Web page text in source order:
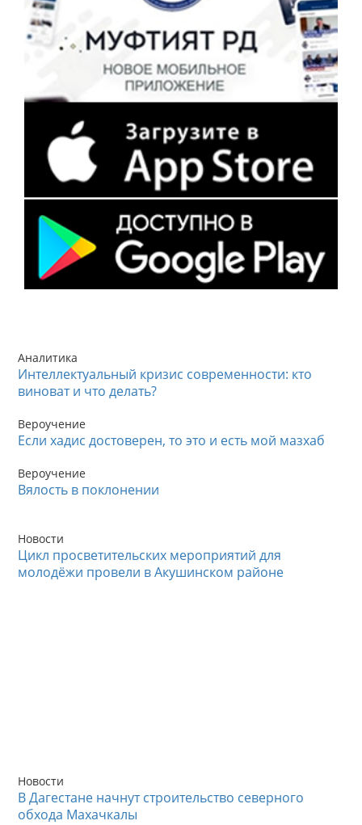
Аналитика
Интеллектуальный кризис современности: кто
виноват и что делать?
Вероучение
Если хадис достоверен, то это и есть мой мазхаб
Вероучение
Вялость в поклонении
Новости
Цикл просветительских мероприятий для
молодёжи провели в Акушинском районе
Новости
В Дагестане начнут строительство северного
обхода Махачкалы